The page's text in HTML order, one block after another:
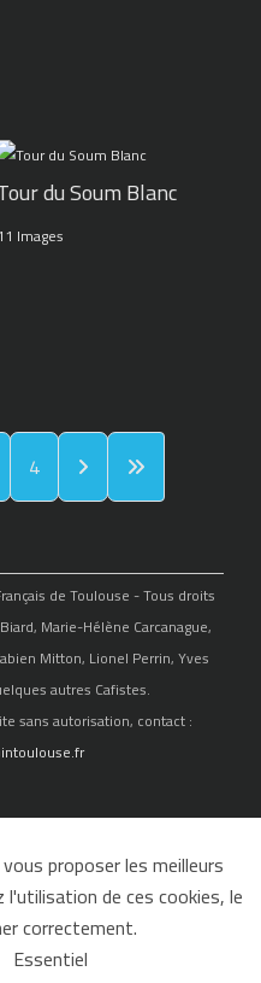
du Soum Blanc
Images
4
de Toulouse - Tous droits
Marie-Hélène Carcanague,
Mitton, Lionel Perrin, Yves
autres Cafistes.
sans autorisation, contact :
proposer les meilleurs
l'utilisation de ces cookies, le
correctement.
Essentiel